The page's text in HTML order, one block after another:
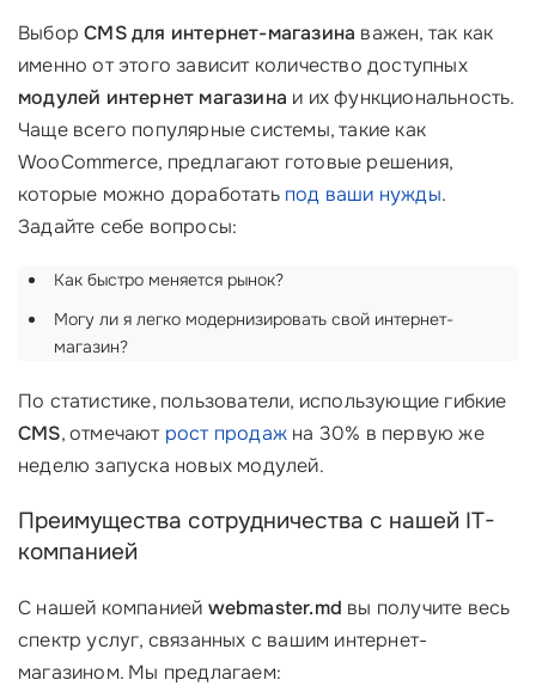
ВыборCMS для интернет-магазина важен, так как
именно от этого зависит количество доступных
модулей интернет магазина и их функциональность.
Чаще всего популярные системы, такие как
WooCommerce, предлагают готовые решения,
которые можно доработать под ваши нужды.
Задайте себе вопросы:
Как быстро меняется рынок?
Могу ли я легко модернизировать свой интернет-
магазин?
По статистике, пользователи, использующие гибкие
CMS, отмечают рост продаж на 30% в первую же
неделю запуска новых модулей.
Преимущества сотрудничества с нашей IT-
компанией
С нашей компанией webmaster.md вы получите весь
спектр услуг, связанных с вашим интернет-
магазином. Мы предлагаем: